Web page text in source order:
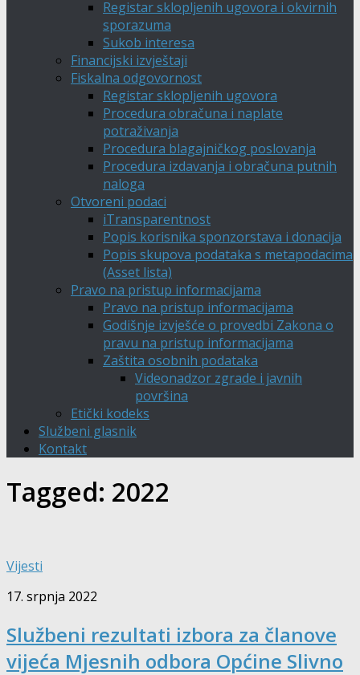
Registar sklopljenih ugovora i okvirnih
sporazuma
Sukob interesa
Financijski izvještaji
Fiskalna odgovornost
Registar sklopljenih ugovora
Procedura obračuna i naplate
potraživanja
Procedura blagajničkog poslovanja
Procedura izdavanja i obračuna putnih
naloga
Otvoreni podaci
iTransparentnost
Popis korisnika sponzorstava i donacija
Popis skupova podataka s metapodacima
(Asset lista)
Pravo na pristup informacijama
Pravo na pristup informacijama
Godišnje izvješće o provedbi Zakona o
pravu na pristup informacijama
Zaštita osobnih podataka
Videonadzor zgrade i javnih
površina
Etički kodeks
Službeni glasnik
Kontakt
Tagged: 2022
Vijesti
17. srpnja 2022
Službeni rezultati izbora za članove
vijeća Mjesnih odbora Općine Slivno